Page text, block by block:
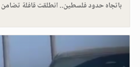
باتجاه حدود فلسطين.. انطلقت قافلة